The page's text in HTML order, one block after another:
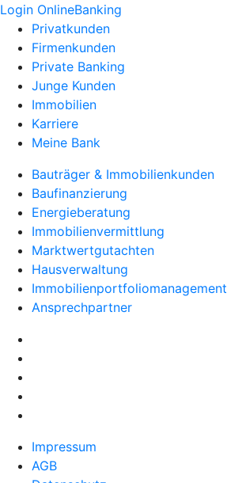
Login OnlineBanking
Privatkunden
Firmenkunden
Private Banking
Junge Kunden
Immobilien
Karriere
Meine Bank
Bauträger & Immobilienkunden
Baufinanzierung
Energieberatung
Immobilienvermittlung
Marktwertgutachten
Hausverwaltung
Immobilienportfoliomanagement
Ansprechpartner
Impressum
AGB